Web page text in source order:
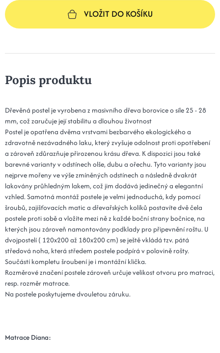
VLOŽIT DO KOŠÍKU
Popis produktu
Dřevěná postel je vyrobena z masivního dřeva borovice o síle 25 - 28
mm, což zaručuje její stabilitu a dlouhou životnost
Postel je opatřena dvěma vrstvami bezbarvého ekologického a
zdravotně nezávadného laku, který zvyšuje odolnost proti opotřebení
a zároveň zdůrazňuje přirozenou krásu dřeva. K dispozici jsou také
barevné varianty v odstínech olše, dubu a ořechu. Tyto varianty jsou
nejprve mořeny ve výše zmíněných odstínech a následně dvakrát
lakovány průhledným lakem, což jim dodává jedinečný a elegantní
vzhled. Samotná montáž postele je velmi jednoduchá, kdy pomocí
šroubů, zajišťovacích matic a dřevařských kolíků postavíte dvě čela
postele proti sobě a vložíte mezi ně z každé boční strany bočnice, na
kterých jsou zároveň namontovány podklady pro připevnění roštu. U
dvojpostelí ( 120x200 až 180x200 cm) se ještě vkládá tzv. pátá
středová noha, která středem postele podpírá v polovině rošty.
Součástí kompletu šroubení je i montážní klička.
Rozměrové značení postele zároveň určuje velikost otvoru pro matraci,
resp. rozměr matrace.
Na postele poskytujeme dvouletou záruku.
Matrace Diana: